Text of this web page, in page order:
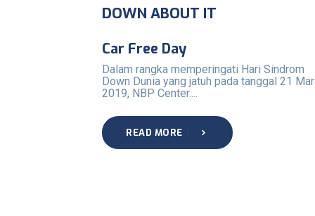
DOWN ABOUT IT
Car Free Day
Dalam rangka memperingati Hari Sindrom
Down Dunia yang jatuh pada tanggal 21
2019, NBP Center....
READ MORE